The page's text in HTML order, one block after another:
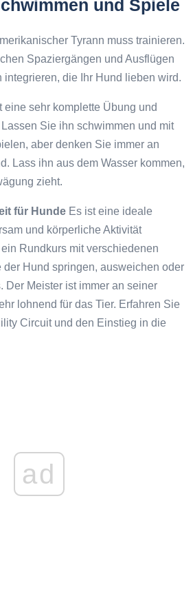
und Spiele
Tyrann muss trainieren.
Spaziergängen und Ausflügen
integrieren, die Ihr Hund lieben wird.
eine sehr komplette Übung und
Sie ihn schwimmen und mit
aber denken Sie immer an
Lass ihn aus dem Wasser kommen,
zieht.
für Hunde Es ist eine ideale
und körperliche Aktivität
Rundkurs mit verschiedenen
der Hund springen, ausweichen oder
Der Meister ist immer an seiner
lohnend für das Tier. Erfahren Sie
Circuit und den Einstieg in die
ad